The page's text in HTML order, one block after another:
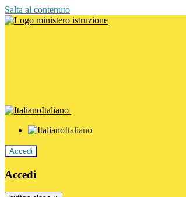
Salta al contenuto
Italiano
Italiano
Accedi
Accedi